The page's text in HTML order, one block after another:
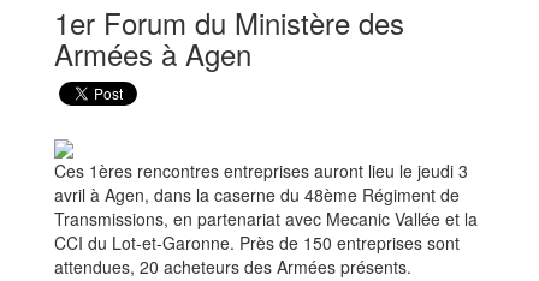
1er Forum du Ministère des
Armées à Agen
Ces 1ères rencontres entreprises auront lieu le jeudi 3
avril à Agen, dans la caserne du 48ème Régiment de
Transmissions, en partenariat avec Mecanic Vallée et la
CCI du Lot-et-Garonne. Près de 150 entreprises sont
attendues, 20 acheteurs des Armées présents.